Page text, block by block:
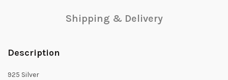
Shipping & Delivery
Description
925 Silver